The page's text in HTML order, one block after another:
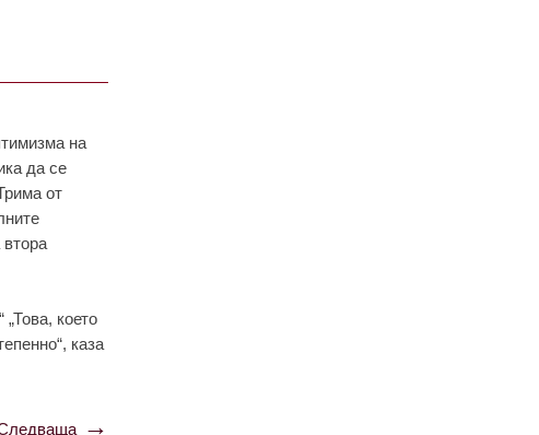
на
да се
от
което
каза